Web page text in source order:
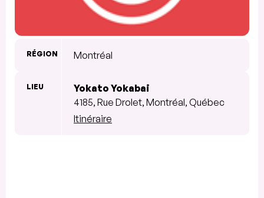
RÉGION Montréal
LIEU
Yokato Yokabai
4185, Rue Drolet, Montréal, Québec
Itinéraire